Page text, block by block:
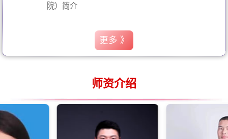
院）简介
更多 》
师资介绍